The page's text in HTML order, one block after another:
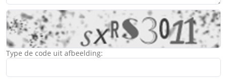
Type de code uit afbeelding: